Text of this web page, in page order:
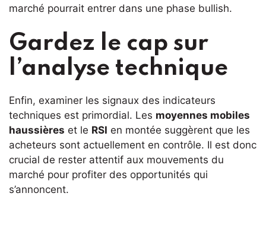
marché pourrait entrer dans une phase bullish.
Gardez le cap sur
l’analyse technique
Enfin, examiner les signaux des indicateurs
techniques est primordial. Les moyennes mobiles
haussières et le RSI en montée suggèrent que les
acheteurs sont actuellement en contrôle. Il est donc
crucial de rester attentif aux mouvements du
marché pour profiter des opportunités qui
s’annoncent.